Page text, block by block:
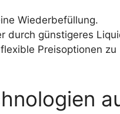
Wiederbefüllung.
durch günstigeres
Preisoptionen zu